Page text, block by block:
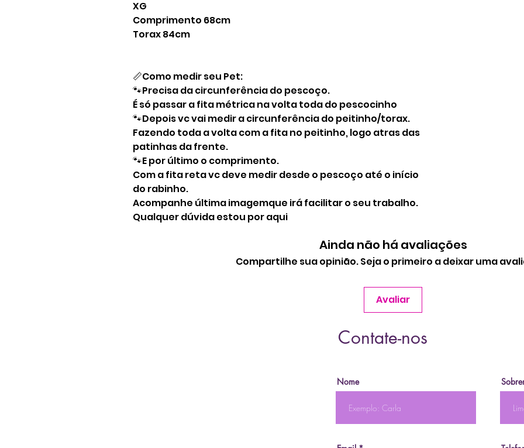
XG
Comprimento 68cm
Torax 84cm
📏Como medir seu Pet:
🐾Precisa da circunferência do pescoço.
É só passar a fita métrica na volta toda do pescocinho
🐾Depois vc vai medir a circunferência do peitinho/torax.
Fazendo toda a volta com a fita no peitinho, logo atras das
patinhas da frente.
🐾E por último o comprimento.
Com a fita reta vc deve medir desde o pescoço até o início
do rabinho.
Acompanhe última imagemque irá facilitar o seu trabalho.
Qualquer dúvida estou por aqui
Ainda não há avaliações
Compartilhe sua opinião. Seja o primeiro a deixar uma
Avaliar
Contate-nos
Nome